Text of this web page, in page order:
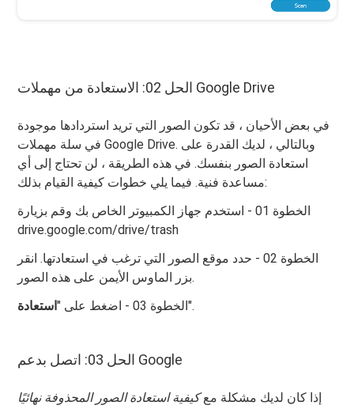
الحل 02: الاستعادة من مهملات Google Drive
في بعض الأحيان ، قد تكون الصور التي تريد استردادها موجودة
في سلة مهملات Google Drive. وبالتالي ، لديك القدرة على
استعادة الصور بنفسك. في هذه الطريقة ، لن تحتاج إلى أي
مساعدة فنية. فيما يلي خطوات كيفية القيام بذلك:
الخطوة 01 - استخدم جهاز الكمبيوتر الخاص بك وقم بزيارة
drive.google.com/drive/trash
الخطوة 02 - حدد موقع الصور التي ترغب في استعادتها. انقر
بزر الماوس الأيمن على هذه الصور.
الخطوة 03 - اضغط على "
استعادة ".
الحل 03: اتصل بدعم Google
إذا كان لديك مشكلة معكيفية استعادة الصور المحذوفة نهائيًا